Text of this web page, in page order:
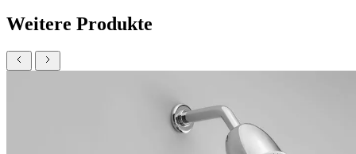
Weitere Produkte